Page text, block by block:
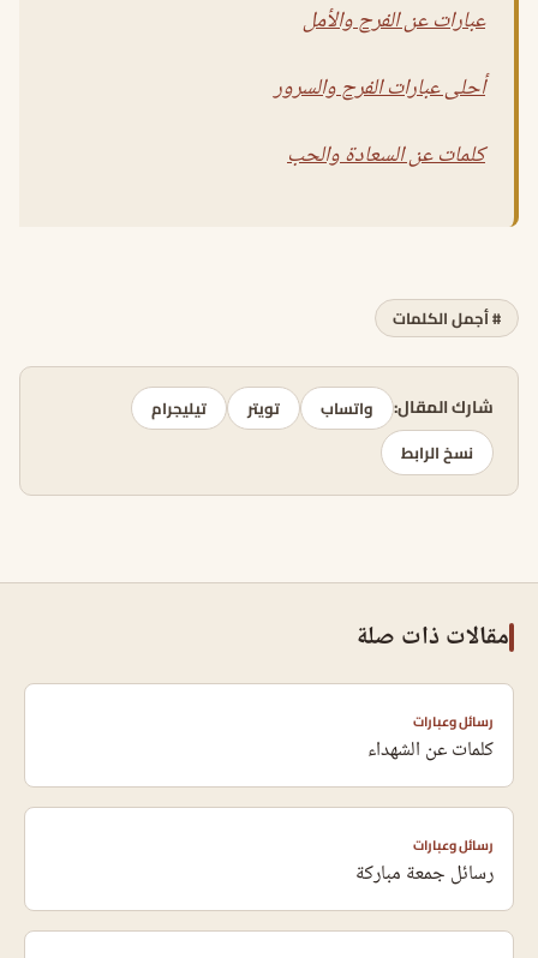
عبارات عن الفرح والأمل
أحلى عبارات الفرح والسرور
كلمات عن السعادة والحب
# أجمل الكلمات
شارك المقال: واتساب تويتر
تيليجرام
نسخ الرابط
مقالات ذات صلة
رسائل وعبارات
كلمات عن الشهداء
رسائل وعبارات
رسائل جمعة مباركة